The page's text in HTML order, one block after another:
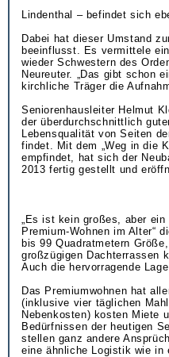
Lindenthal – befindet sich
Dabei hat dieser Umstand
beeinflusst. Es vermittele
wieder Schwestern des
Neureuter. „Das gibt schon
kirchliche Träger die
Seniorenhausleiter Helmut
der überdurchschnittlich
Lebensqualität von Seiten
findet. Mit dem „Weg in die
empfindet, hat sich der
2013 fertig gestellt und
„Es ist kein großes, aber ein
Premium-Wohnen im Alter“
bis 99 Quadratmetern
großzügigen Dachterrassen
Auch die hervorragende
Das Premiumwohnen hat
(inklusive vier täglichen
Nebenkosten) kosten Miete
Bedürfnissen der heutigen
stellen ganz andere
eine ähnliche Logistik wie in